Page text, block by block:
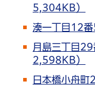
5,304KB）
湊一丁目12
月島三丁目29
2,598KB）
日本橋小舟